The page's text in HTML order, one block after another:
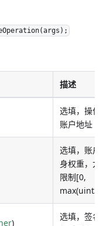
描述
选填，操作
账户地址
选填，账户
身权重，大
限制[0,
)
选填，签名